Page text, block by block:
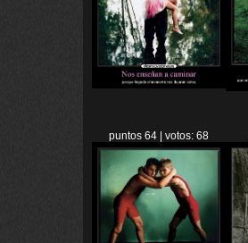
puntos 64 | votos: 68